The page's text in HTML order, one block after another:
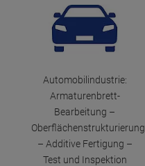
Automobilindustrie:
Armaturenbrett-
Bearbeitung –
Oberflächenstrukturierung
– Additive Fertigung –
Test und Inspektion